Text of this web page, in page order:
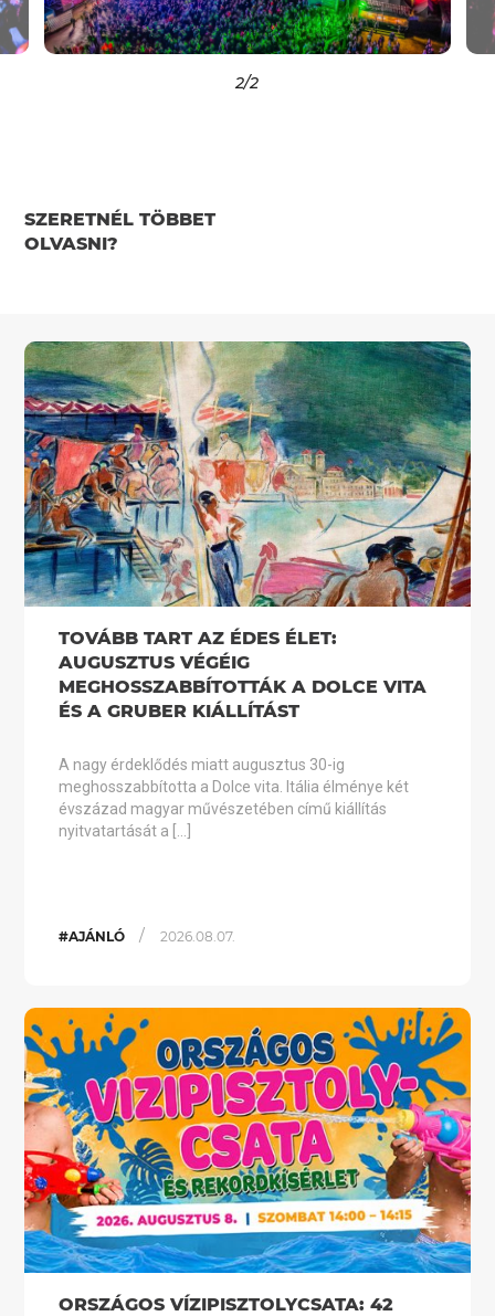
2/2
SZERETNÉL TÖBBET
OLVASNI?
TOVÁBB TART AZ ÉDES ÉLET:
AUGUSZTUS VÉGÉIG
MEGHOSSZABBÍTOTTÁK A DOLCE VITA
ÉS A GRUBER KIÁLLÍTÁST
A nagy érdeklődés miatt augusztus 30-ig
meghosszabbította a Dolce vita. Itália élménye két
évszázad magyar művészetében című kiállítás
nyitvatartását a […]
#AJÁNLÓ / 2026.08.07.
ORSZÁGOS VÍZIPISZTOLYCSATA: 42